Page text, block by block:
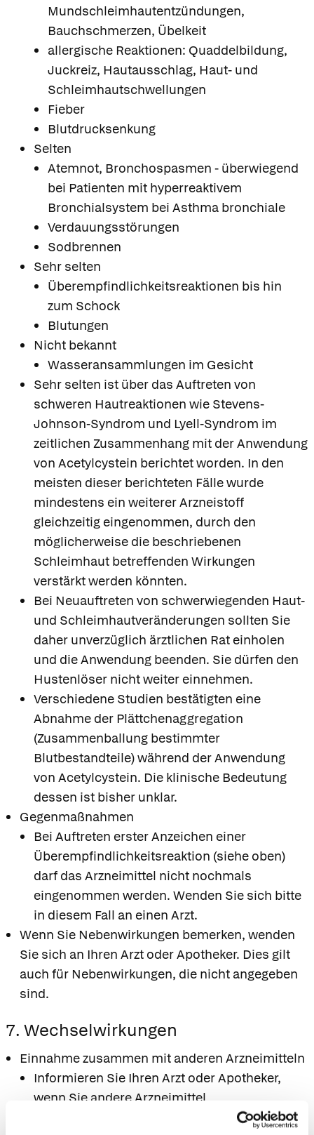
Mundschleimhautentzündungen,
Bauchschmerzen, Übelkeit
allergische Reaktionen: Quaddelbildung,
Juckreiz, Hautausschlag, Haut- und
Schleimhautschwellungen
Fieber
Blutdrucksenkung
Selten
Atemnot, Bronchospasmen - überwiegend
bei Patienten mit hyperreaktivem
Bronchialsystem bei Asthma bronchiale
Verdauungsstörungen
Sodbrennen
Sehr selten
Überempfindlichkeitsreaktionen bis hin
zum Schock
Blutungen
Nicht bekannt
Wasseransammlungen im Gesicht
Sehr selten ist über das Auftreten von
schweren Hautreaktionen wie Stevens-
Johnson-Syndrom und Lyell-Syndrom im
zeitlichen Zusammenhang mit der Anwendung
von Acetylcystein berichtet worden. In den
meisten dieser berichteten Fälle wurde
mindestens ein weiterer Arzneistoff
gleichzeitig eingenommen, durch den
möglicherweise die beschriebenen
Schleimhaut betreffenden Wirkungen
verstärkt werden könnten.
Bei Neuauftreten von schwerwiegenden Haut-
und Schleimhautveränderungen sollten Sie
daher unverzüglich ärztlichen Rat einholen
und die Anwendung beenden. Sie dürfen den
Hustenlöser nicht weiter einnehmen.
Verschiedene Studien bestätigten eine
Abnahme der Plättchenaggregation
(Zusammenballung bestimmter
Blutbestandteile) während der Anwendung
von Acetylcystein. Die klinische Bedeutung
dessen ist bisher unklar.
Gegenmaßnahmen
Bei Auftreten erster Anzeichen einer
Überempfindlichkeitsreaktion (siehe oben)
darf das Arzneimittel nicht nochmals
eingenommen werden. Wenden Sie sich bitte
in diesem Fall an einen Arzt.
Wenn Sie Nebenwirkungen bemerken, wenden
Sie sich an Ihren Arzt oder Apotheker. Dies gilt
auch für Nebenwirkungen, die nicht angegeben
sind.
7. Wechselwirkungen
Einnahme zusammen mit anderen Arzneimitteln
Informieren Sie Ihren Arzt oder Apotheker,
wenn Sie andere Arzneimittel
einnehmen/anwenden, kürzlich andere